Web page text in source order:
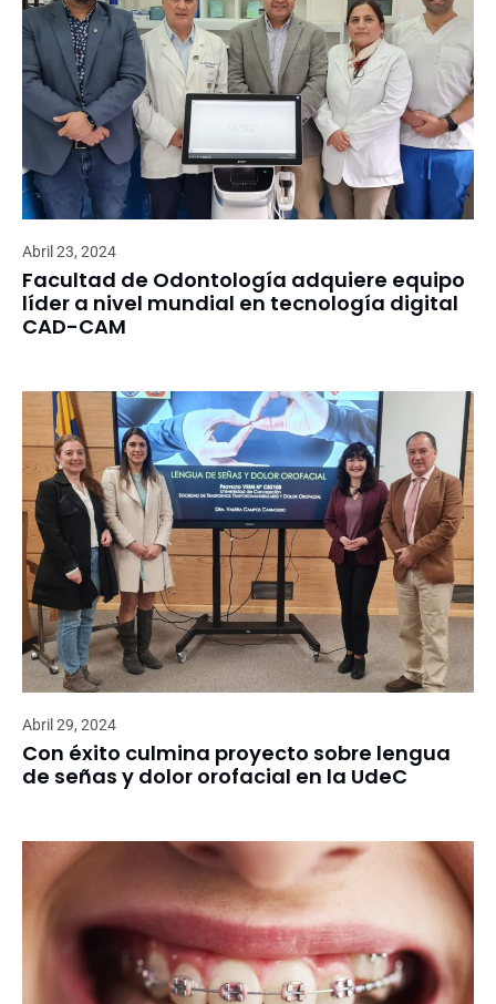
Abril 23, 2024
Facultad de Odontología adquiere equipo
líder a nivel mundial en tecnología digital
CAD-CAM
Abril 29, 2024
Con éxito culmina proyecto sobre lengua
de señas y dolor orofacial en la UdeC